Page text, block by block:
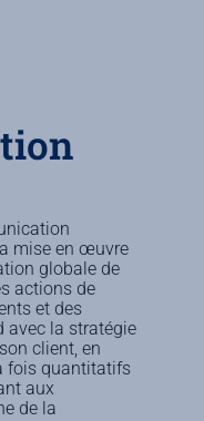
mise en œuvre
globale de
actions de
et des
avec la stratégie
client, en
fois quantitatifs
aux
de la